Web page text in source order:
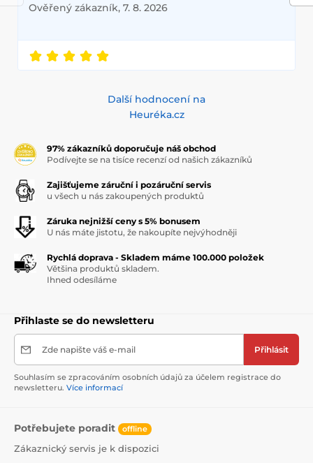
Ověřený zákazník, 7. 8. 2026
Další hodnocení na
Heuréka.cz
97% zákazníků doporučuje náš obchod
Podívejte se na tisíce recenzí od našich zákazníků
Zajišťujeme záruční i pozáruční servis
u všech u nás zakoupených produktů
Záruka nejnižší ceny s 5% bonusem
U nás máte jistotu, že nakoupíte nejvýhodněji
Rychlá doprava - Skladem máme 100.000 položek
Většina produktů skladem.
Ihned odesíláme
Přihlaste se do newsletteru
Zde napište váš e-mail Přihlásit
Souhlasím se zpracováním osobních údajů za účelem registrace do
newsletteru. Více informací
Potřebujete poradit offline
Zákaznický servis je k dispozici